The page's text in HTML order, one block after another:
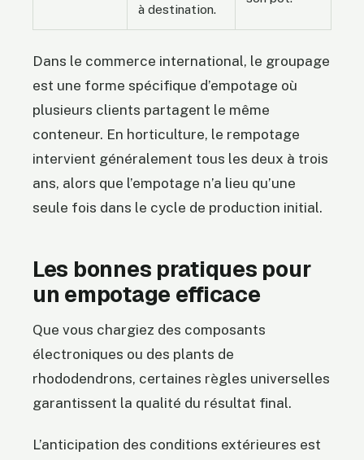
à destination.
Dans le commerce international, le groupage
est une forme spécifique d’empotage où
plusieurs clients partagent le même
conteneur. En horticulture, le rempotage
intervient généralement tous les deux à trois
ans, alors que l’empotage n’a lieu qu’une
seule fois dans le cycle de production initial.
Les bonnes pratiques pour
un empotage efficace
Que vous chargiez des composants
électroniques ou des plants de
rhododendrons, certaines règles universelles
garantissent la qualité du résultat final.
L’anticipation des conditions extérieures est